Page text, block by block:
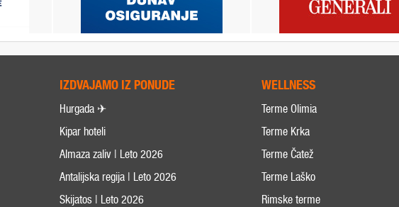
IZDVAJAMO IZ PONUDE
Hurgada ✈
Kipar hoteli
Almaza zaliv | Leto 2026
Antalijska regija | Leto 2026
Skijatos | Leto 2026
WELLNESS
Terme Olimia
Terme Krka
Terme Čatež
Terme Laško
Rimske terme